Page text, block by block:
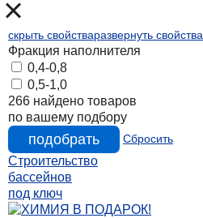
скрыть свойстваразвернуть свойства
Фракция наполнителя
0,4-0,8
0,5-1,0
266 найдено товаров
по вашему подбору
подобрать Сбросить
Строительство
бассейнов
под ключ